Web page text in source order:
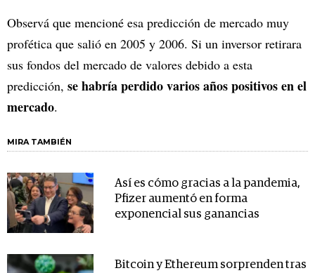
Observá que mencioné esa predicción de mercado muy
profética que salió en 2005 y 2006. Si un inversor retirara
sus fondos del mercado de valores debido a esta
predicción, se habría perdido varios años positivos en el
mercado.
MIRA TAMBIÉN
Así es cómo gracias a la pandemia,
Pfizer aumentó en forma
exponencial sus ganancias
Bitcoin y Ethereum sorprenden tras